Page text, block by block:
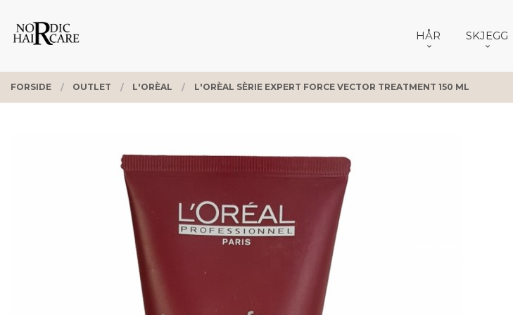
innholdet
PRODUKTER
HÅR SKJEGG
FORSIDE OUTLET L'ORÈAL L'ORÈAL SÈRIE EXPERT FORCE VECTOR TREATMENT 150 ML